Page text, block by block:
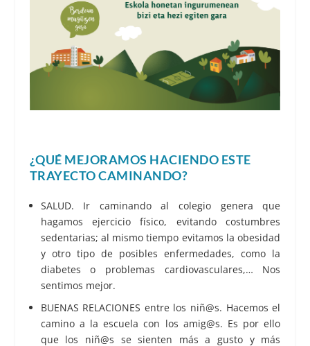
¿QUÉ MEJORAMOS HACIENDO ESTE
TRAYECTO CAMINANDO?
SALUD. Ir caminando al colegio genera que
hagamos ejercicio físico, evitando costumbres
sedentarias; al mismo tiempo evitamos la obesidad
y otro tipo de posibles enfermedades, como la
diabetes o problemas cardiovasculares,… Nos
sentimos mejor.
BUENAS RELACIONES entre los niñ@s. Hacemos el
camino a la escuela con los amig@s. Es por ello
que los niñ@s se sienten más a gusto y más